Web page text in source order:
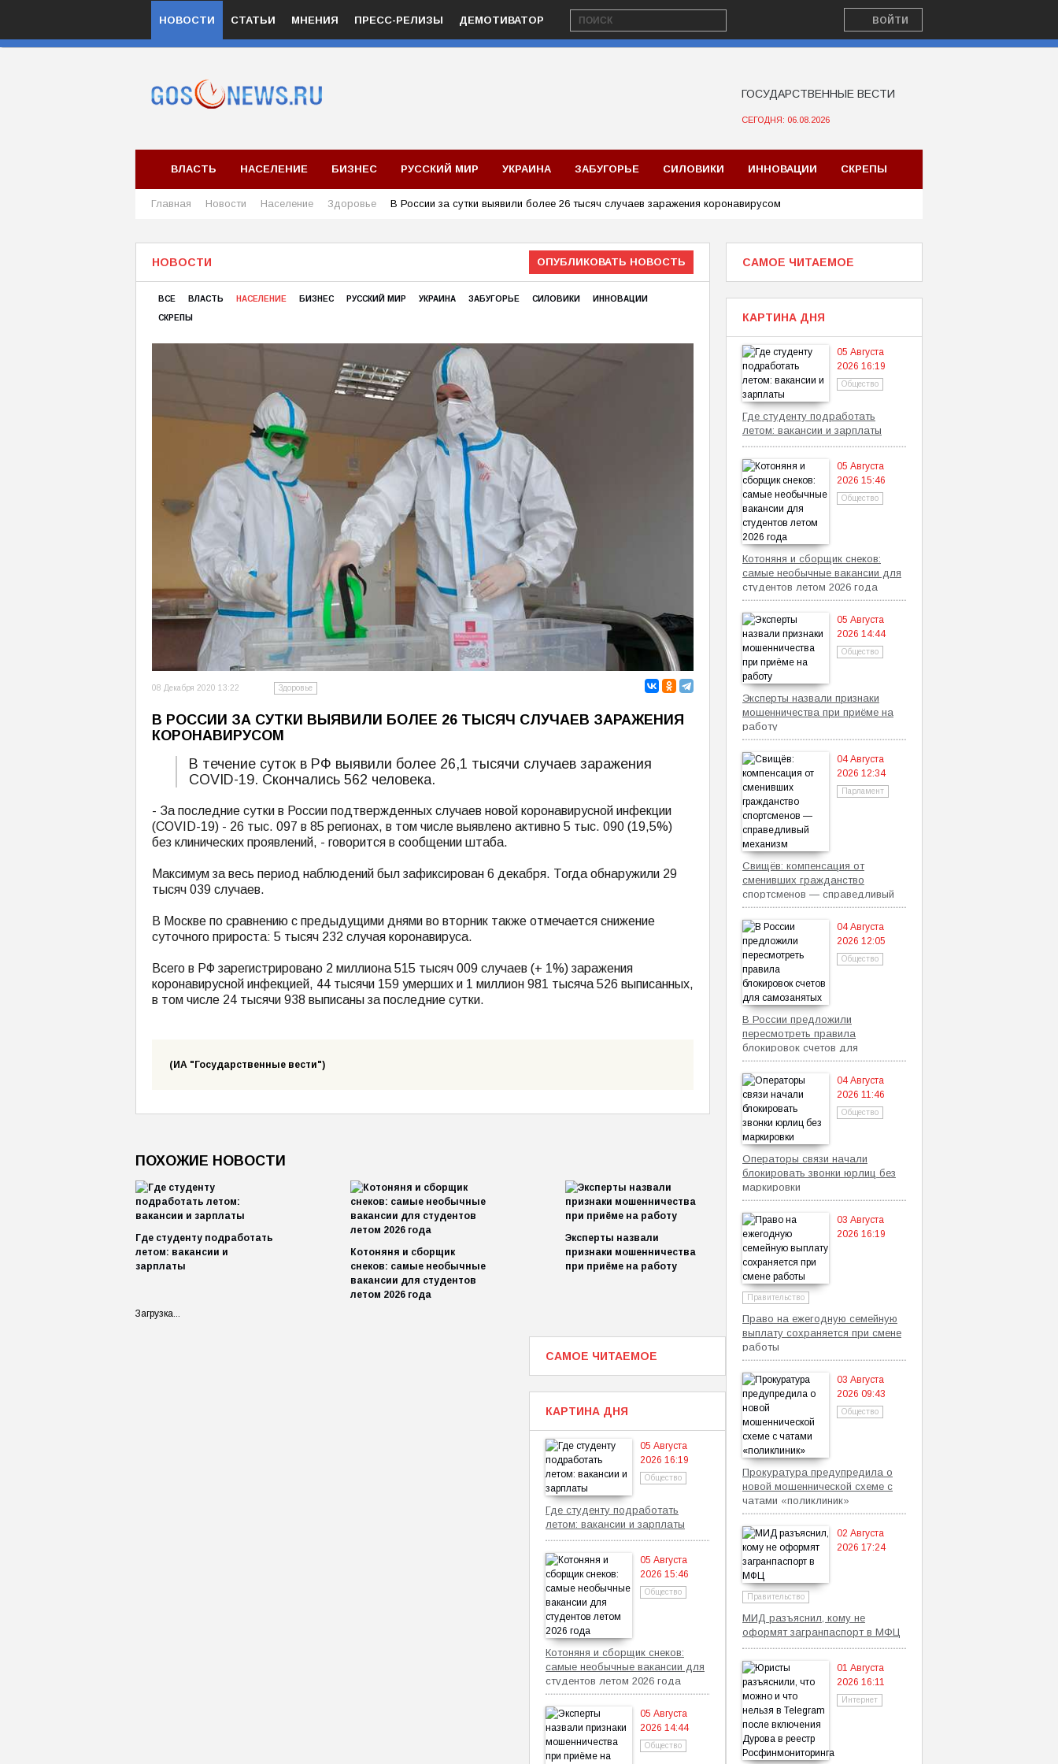
ВОЙТИ
НОВОСТИ СТАТЬИ МНЕНИЯ ПРЕСС-РЕЛИЗЫ ДЕМОТИВАТОР
ГОСУДАРСТВЕННЫЕ ВЕСТИ
СЕГОДНЯ: 06.08.2026
ВЛАСТЬ НАСЕЛЕНИЕ БИЗНЕС РУССКИЙ МИР УКРАИНА ЗАБУГОРЬЕ СИЛОВИКИ ИННОВАЦИИ СКРЕПЫ
Главная Новости Население Здоровье В России за сутки выявили более 26 тысяч случаев заражения коронавирусом
ОПУБЛИКОВАТЬ НОВОСТЬ
НОВОСТИ
ВСЕ ВЛАСТЬ НАСЕЛЕНИЕ БИЗНЕС РУССКИЙ МИР УКРАИНА ЗАБУГОРЬЕ СИЛОВИКИ ИННОВАЦИИ
СКРЕПЫ
08 Декабря 2020 13:22 Здоровье
В РОССИИ ЗА СУТКИ ВЫЯВИЛИ БОЛЕЕ 26 ТЫСЯЧ СЛУЧАЕВ ЗАРАЖЕНИЯ
КОРОНАВИРУСОМ
В течение суток в РФ выявили более 26,1 тысячи случаев заражения
COVID-19. Скончались 562 человека.
- За последние сутки в России подтвержденных случаев новой коронавирусной инфекции
(COVID-19) - 26 тыс. 097 в 85 регионах, в том числе выявлено активно 5 тыс. 090 (19,5%)
без клинических проявлений, - говорится в сообщении штаба.
Максимум за весь период наблюдений был зафиксирован 6 декабря. Тогда обнаружили 29
тысяч 039 случаев.
В Москве по сравнению с предыдущими днями во вторник также отмечается снижение
суточного прироста: 5 тысяч 232 случая коронавируса.
Всего в РФ зарегистрировано 2 миллиона 515 тысяч 009 случаев (+ 1%) заражения
коронавирусной инфекцией, 44 тысячи 159 умерших и 1 миллион 981 тысяча 526 выписанных,
в том числе 24 тысячи 938 выписаны за последние сутки.
(ИА "Государственные вести")
ПОХОЖИЕ НОВОСТИ
Где студенту подработать
летом: вакансии и
зарплаты
Котоняня и сборщик
снеков: самые необычные
вакансии для студентов
летом 2026 года
Эксперты назвали
признаки мошенничества
при приёме на работу
Загрузка...
САМОЕ ЧИТАЕМОЕ
КАРТИНА ДНЯ
05 Августа
2026 16:19
Общество
Где студенту подработать
летом: вакансии и зарплаты
05 Августа
2026 15:46
Общество
Котоняня и сборщик снеков:
самые необычные вакансии для
студентов летом 2026 года
05 Августа
2026 14:44
Общество
Эксперты назвали признаки
мошенничества при приёме на
работу
04 Августа
2026 12:34
Парламент
Свищёв: компенсация от
сменивших гражданство
спортсменов — справедливый
механизм
04 Августа
2026 12:05
Общество
В России предложили
пересмотреть правила
блокировок счетов для
самозанятых
04 Августа
2026 11:46
Общество
Операторы связи начали
блокировать звонки юрлиц без
маркировки
03 Августа
2026 16:19
Правительство
Право на ежегодную семейную
выплату сохраняется при смене
работы
03 Августа
2026 09:43
Общество
Прокуратура предупредила о
новой мошеннической схеме с
чатами «поликлиник»
02 Августа
2026 17:24
Правительство
МИД разъяснил, кому не
оформят загранпаспорт в МФЦ
01 Августа
2026 16:11
Интернет
САМОЕ ЧИТАЕМОЕ
КАРТИНА ДНЯ
05 Августа
2026 16:19
Общество
Где студенту подработать
летом: вакансии и зарплаты
05 Августа
2026 15:46
Общество
Котоняня и сборщик снеков:
самые необычные вакансии для
студентов летом 2026 года
05 Августа
2026 14:44
Общество